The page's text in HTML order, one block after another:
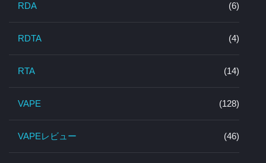
RDA (6)
RDTA (4)
RTA (14)
VAPE (128)
VAPEレビュー (46)